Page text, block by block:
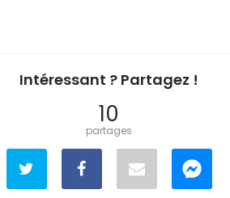
Intéressant ? Partagez !
10
partages